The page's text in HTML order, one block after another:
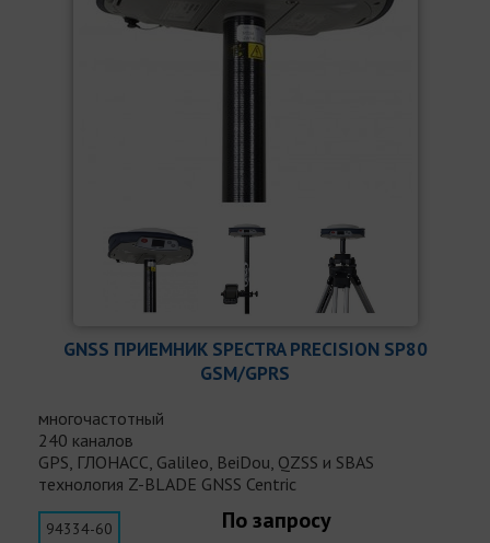
GNSS ПРИЕМНИК SPECTRA PRECISION SP80
GSM/GPRS
многочастотный
240 каналов
GPS, ГЛОНАСС, Galileo, BeiDou, QZSS и SBAS
технология Z-BLADE GNSS Centric
По запросу
94334-60